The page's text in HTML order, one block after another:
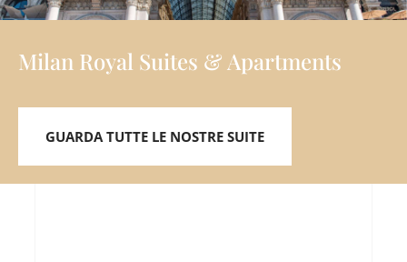
Milan Royal Suites & Apartments
GUARDA TUTTE LE NOSTRE SUITE